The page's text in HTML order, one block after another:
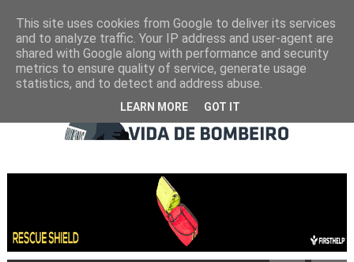
This site uses cookies from Google to deliver its services
and to analyze traffic. Your IP address and user-agent are
shared with Google along with performance and security
metrics to ensure quality of service, generate usage
statistics, and to detect and address abuse.
LEARN MORE GOT IT